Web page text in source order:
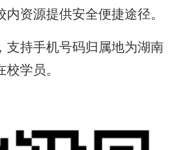
资源提供安全便捷途径。
支持手机号码归属地为湖南
学员。